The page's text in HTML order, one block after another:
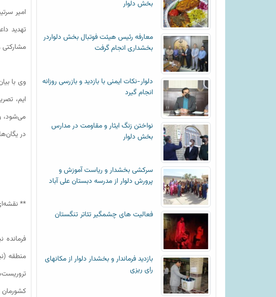
امیر
تهدید
مشارکتی
وی با
می‌شود،
در
**
منطقه
بخش دلوار
معارفه رئیس هیئت فوتبال بخش دلواردر
بخشداری انجام گرفت
دلوار-نکات ایمنی با بازدید و بازرسی روزانه
انجام گیرد
نواختن زنگ ایثار و مقاومت در مدارس
بخش دلوار
سرکشی بخشدار و ریاست آموزش و
پرورش دلوار از مدرسه دبستان علی آباد
فعالیت های چشمگیر تئاتر تنگستان
بازدید فرماندار و بخشدار دلوار از مکانهای
رای ریزی